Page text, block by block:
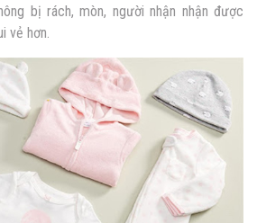
bị rách, mòn, người nhận nhận được
vẻ hơn.